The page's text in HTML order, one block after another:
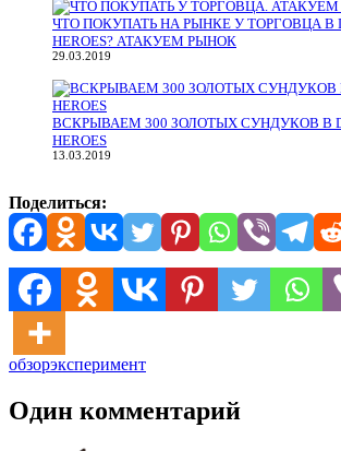
ЧТО ПОКУПАТЬ НА РЫНКЕ У ТОРГОВЦА В
HEROES? АТАКУЕМ РЫНОК
29.03.2019
ВСКРЫВАЕМ 300 ЗОЛОТЫХ СУНДУКОВ В
HEROES
13.03.2019
Поделиться:
обзорэксперимент
Один комментарий